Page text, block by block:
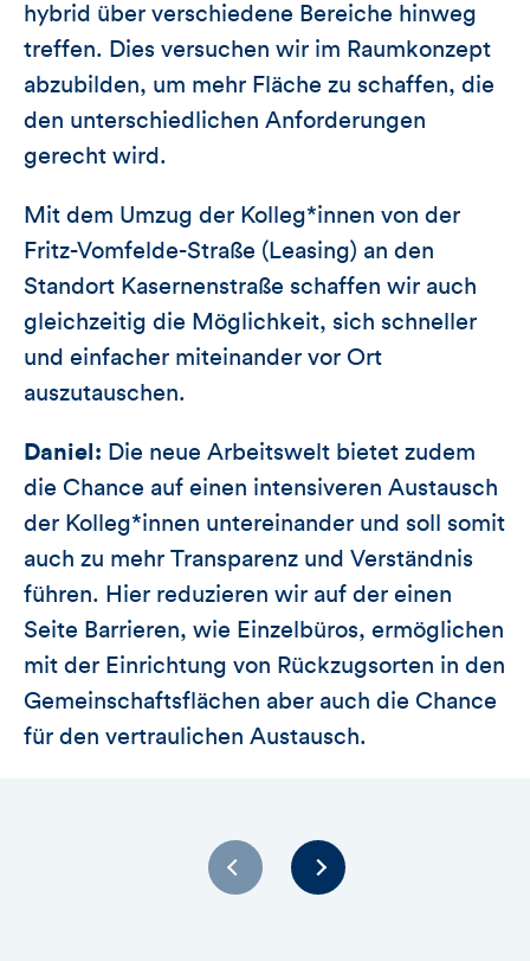
hybrid über verschiedene Bereiche hinweg
treffen. Dies versuchen wir im Raumkonzept
abzubilden, um mehr Fläche zu schaffen, die
den unterschiedlichen Anforderungen
gerecht wird.
Mit dem Umzug der Kolleg*innen von der
Fritz-Vomfelde-Straße (Leasing) an den
Standort Kasernenstraße schaffen wir auch
gleichzeitig die Möglichkeit, sich schneller
und einfacher miteinander vor Ort
auszutauschen.
Daniel: Die neue Arbeitswelt bietet zudem
die Chance auf einen intensiveren Austausch
der Kolleg*innen untereinander und soll somit
auch zu mehr Transparenz und Verständnis
führen. Hier reduzieren wir auf der einen
Seite Barrieren, wie Einzelbüros, ermöglichen
mit der Einrichtung von Rückzugsorten in den
Gemeinschaftsflächen aber auch die Chance
für den vertraulichen Austausch.